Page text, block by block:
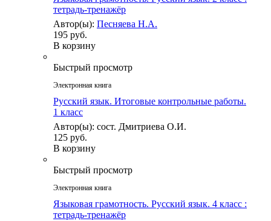
тетрадь-тренажёр
Автор(ы): Песняева Н.А.
195 руб.
В корзину
Быстрый просмотр
Электронная книга
Русский язык. Итоговые контрольные работы.
1 класс
Автор(ы): сост. Дмитриева О.И.
125 руб.
В корзину
Быстрый просмотр
Электронная книга
Языковая грамотность. Русский язык. 4 класс :
тетрадь-тренажёр